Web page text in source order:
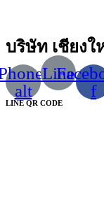
บริษัท เชียง
alt
Line
f
LINE QR CODE